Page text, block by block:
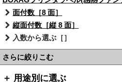
面付数［8 面］
縦面付数［縦 8 面］
入数から選ぶ［］
さらに絞りこむ
＋ 用途別に選ぶ